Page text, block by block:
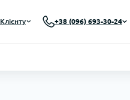
Клієнту +38 (096) 693-30-24